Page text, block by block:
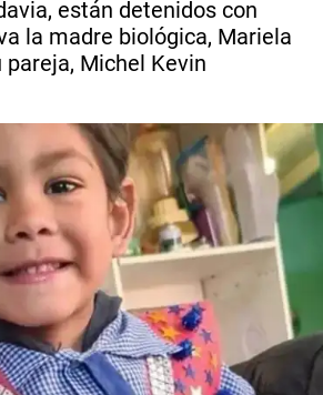
están detenidos con
la madre biológica, Mariela
Michel Kevin